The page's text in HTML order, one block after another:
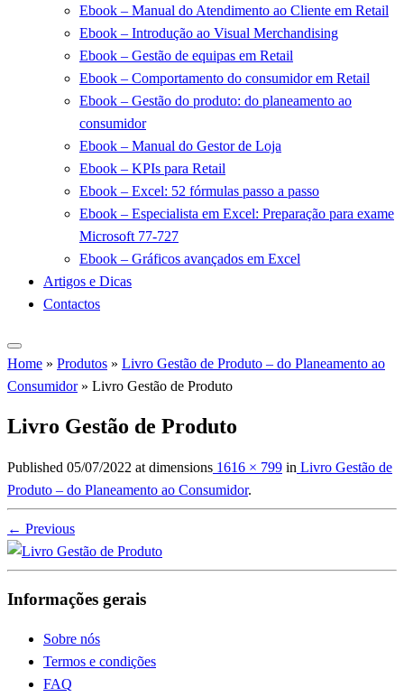
Ebook – Manual do Atendimento ao Cliente em Retail
Ebook – Introdução ao Visual Merchandising
Ebook – Gestão de equipas em Retail
Ebook – Comportamento do consumidor em Retail
Ebook – Gestão do produto: do planeamento ao
consumidor
Ebook – Manual do Gestor de Loja
Ebook – KPIs para Retail
Ebook – Excel: 52 fórmulas passo a passo
Ebook – Especialista em Excel: Preparação para exame
Microsoft 77-727
Ebook – Gráficos avançados em Excel
Artigos e Dicas
Contactos
Home » Produtos » Livro Gestão de Produto – do Planeamento ao
Consumidor » Livro Gestão de Produto
Livro Gestão de Produto
Published 05/07/2022 at dimensions 1616 × 799 in Livro Gestão de
Produto – do Planeamento ao Consumidor.
← Previous
Informações gerais
Sobre nós
Termos e condições
FAQ